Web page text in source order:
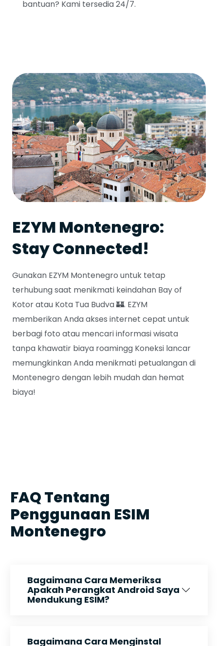
bantuan? Kami tersedia 24/7.
EZYM Montenegro:
Stay Connected!
Gunakan EZYM Montenegro untuk tetap
terhubung saat menikmati keindahan Bay of
Kotor atau Kota Tua Budva 🏰. EZYM
memberikan Anda akses internet cepat untuk
berbagi foto atau mencari informasi wisata
tanpa khawatir biaya roamingg Koneksi lancar
memungkinkan Anda menikmati petualangan di
Montenegro dengan lebih mudah dan hemat
biaya!
FAQ Tentang
Penggunaan ESIM
Montenegro
Bagaimana Cara Memeriksa
Apakah Perangkat Android Saya
Mendukung ESIM?
Bagaimana Cara Menginstal